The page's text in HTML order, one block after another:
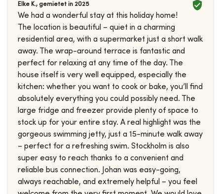
Elke K., gemietet in 2025
We had a wonderful stay at this holiday home!
The location is beautiful – quiet in a charming
residential area, with a supermarket just a short walk
away. The wrap-around terrace is fantastic and
perfect for relaxing at any time of the day. The
house itself is very well equipped, especially the
kitchen: whether you want to cook or bake, you’ll find
absolutely everything you could possibly need. The
large fridge and freezer provide plenty of space to
stock up for your entire stay. A real highlight was the
gorgeous swimming jetty, just a 15-minute walk away
– perfect for a refreshing swim. Stockholm is also
super easy to reach thanks to a convenient and
reliable bus connection. Johan was easy-going,
always reachable, and extremely helpful – you feel